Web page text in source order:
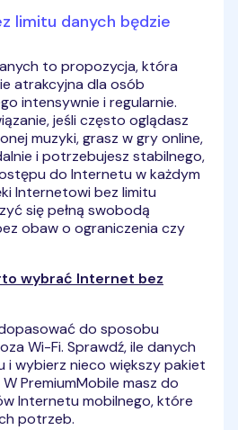
limitu danych będzie
to propozycja, która
atrakcyjna dla osób
intensywnie i regularnie.
jeśli często oglądasz
muzyki, grasz w gry online,
i potrzebujesz stabilnego,
do Internetu w każdym
Internetowi bez limitu
się pełną swobodą
obaw o ograniczenia czy
wybrać Internet bez
do sposobu
Wi-Fi. Sprawdź, ile danych
i wybierz nieco większy pakiet
PremiumMobile masz do
Internetu mobilnego, które
potrzeb.